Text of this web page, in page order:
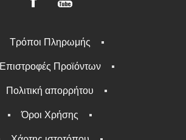
Τρόποι Πληρωμής
Επιστροφές Προϊόντων
Πολιτική απορρήτου
Όροι Χρήσης